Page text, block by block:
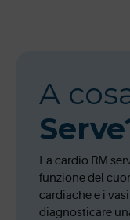
A
La cardio RM
funzione del
cardiache e i
diagnosticare